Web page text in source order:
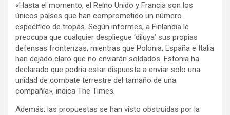
«Hasta el momento, el Reino Unido y Francia son los
únicos países que han comprometido un número
específico de tropas. Según informes, a Finlandia le
preocupa que cualquier despliegue ‘diluya’ sus propias
defensas fronterizas, mientras que Polonia, España e Italia
han dejado claro que no enviarán soldados. Estonia ha
declarado que podría estar dispuesta a enviar solo una
unidad de combate terrestre del tamaño de una
compañía», indica The Times.
Además, las propuestas se han visto obstruidas por la